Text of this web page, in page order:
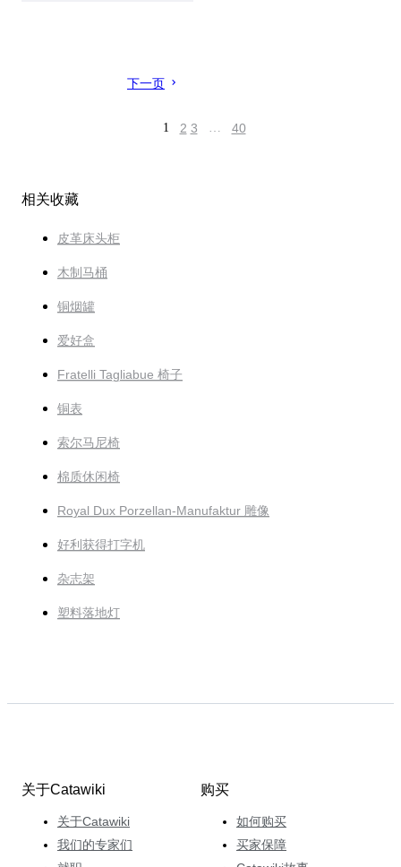
下一页
1 2 3 … 40
相关收藏
皮革床头柜
木制马桶
铜烟罐
爱好盒
Fratelli Tagliabue 椅子
铜表
索尔马尼椅
棉质休闲椅
Royal Dux Porzellan-Manufaktur 雕像
好利获得打字机
杂志架
塑料落地灯
关于Catawiki
关于Catawiki
我们的专家们
购买
如何购买
买家保障